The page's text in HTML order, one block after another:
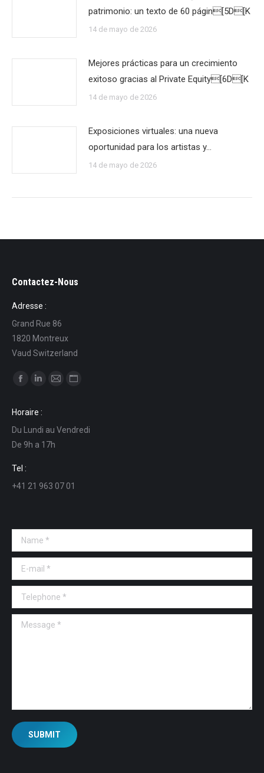
patrimonio: un texto de 60 págin[5D[K
14 de mayo de 2026
Mejores prácticas para un crecimiento
exitoso gracias al Private Equity[6D[K
14 de mayo de 2026
Exposiciones virtuales: una nueva
oportunidad para los artistas y…
14 de mayo de 2026
Contactez-Nous
Adresse :
Grand Rue 86
1820 Montreux
Vaud Switzerland
Find us on:
opens
in
new
window
opens
in
new
in
in
Horaire :
Du Lundi au Vendredi
De 9h a 17h
Tel :
+41 21 963 07 01
Name *
E-mail *
Telephone *
Message *
SUBMIT